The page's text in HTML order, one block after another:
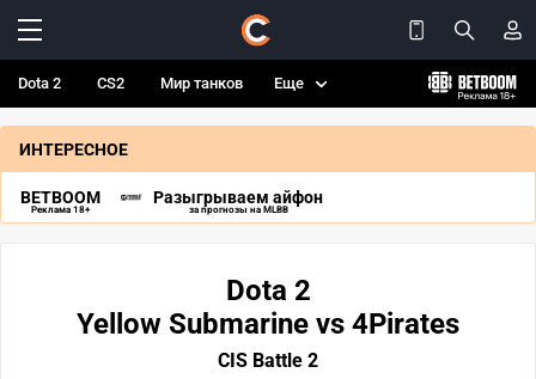
Dota 2 CS2 Мир танков Еще
ИНТЕРЕСНОЕ
BETBOOM
Реклама 18+
Разыгрываем айфон
за прогнозы на MLBB
Dota 2
Yellow Submarine vs 4Pirates
CIS Battle 2